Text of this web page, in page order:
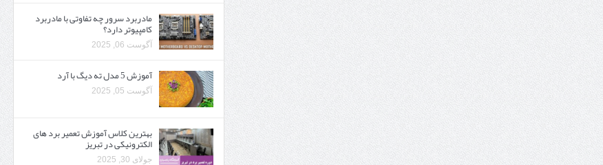
مادربرد سرور چه تفاوتی با مادربرد
کامپیوتر دارد؟
آگوست 06, 2025
آموزش 5 مدل ته دیگ با آرد
آگوست 05, 2025
بهترین کلاس آموزش تعمیر برد های
الکترونیکی در تبریز
جولای 30, 2025